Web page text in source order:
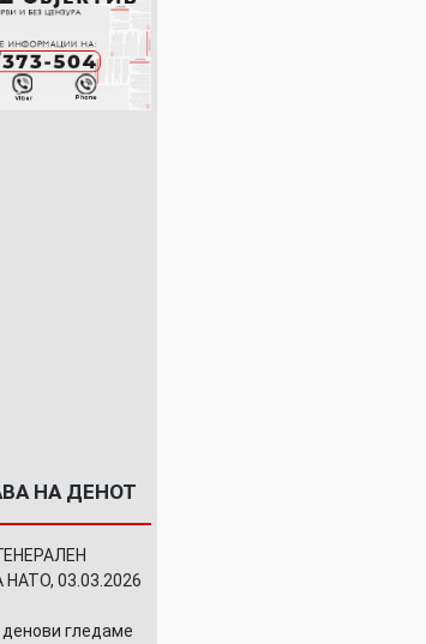
НА ДЕНОТ
03.03.2026
гледаме